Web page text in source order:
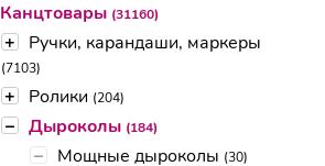
Канцтовары (31160)
+ Ручки, карандаши, маркеры
(7103)
+ Ролики (204)
– Дыроколы (184)
– Мощные дыроколы (30)